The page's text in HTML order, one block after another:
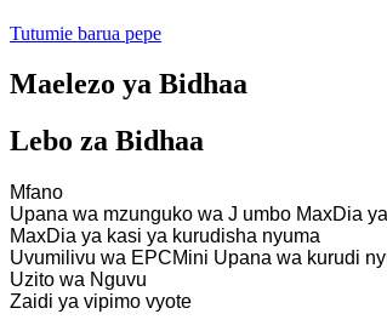
Tutumie barua pepe
Maelezo ya Bidhaa
Lebo za Bidhaa
Mfano
Upana wa mzunguko wa J umbo MaxDia
MaxDia ya kasi ya kurudisha nyuma
Uvumilivu wa EPCMini Upana wa kurudi
Uzito wa Nguvu
Zaidi ya vipimo vyote